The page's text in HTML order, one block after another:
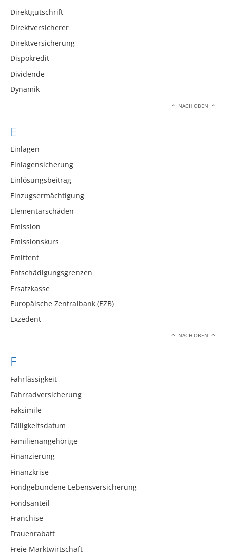
Direktgutschrift
Direktversicherer
Direktversicherung
Dispokredit
Dividende
Dynamik
NACH OBEN
E
Einlagen
Einlagensicherung
Einlösungsbeitrag
Einzugsermächtigung
Elementarschäden
Emission
Emissionskurs
Emittent
Entschädigungsgrenzen
Ersatzkasse
Europäische Zentralbank (EZB)
Exzedent
NACH OBEN
F
Fahrlässigkeit
Fahrradversicherung
Faksimile
Fälligkeitsdatum
Familienangehörige
Finanzierung
Finanzkrise
Fondgebundene Lebensversicherung
Fondsanteil
Franchise
Frauenrabatt
Freie Marktwirtschaft